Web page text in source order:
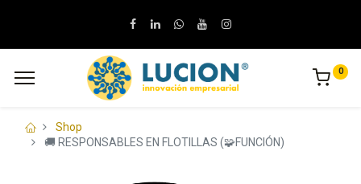
0
Shop
🚚 RESPONSABLES EN FLOTILLAS (🧩FUNCIÓN)